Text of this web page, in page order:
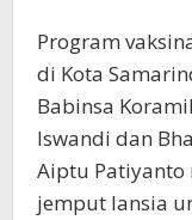
Program
di Kota
Babinsa
Iswandi dan
Aiptu Patiyanto
jemput lansia